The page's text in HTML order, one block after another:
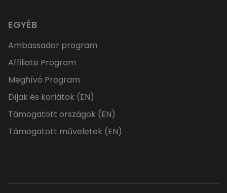
EGYÉB
Ambassador program
Affiliate Program
Meghívó Program
Díjak és korlátok (EN)
Támogatott országok (EN)
Támogatott műveletek (EN)